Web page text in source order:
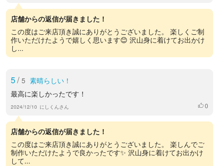
店舗からの返信が届きました！
この度はご来店頂き誠にありがとうございました。 楽しくご制
作いただけたようで嬉しく思います😊 沢山身に着けてお出かけ
し...
5/ 5 素晴らしい！
最高に楽しかったです！
2024/12/10 にしくんさん いいね
0
店舗からの返信が届きました！
この度はご来店頂き誠にありがとうございました。 楽しんでご
制作いただけたようで良かったです✨ 沢山身に着けてお出かけ
して...